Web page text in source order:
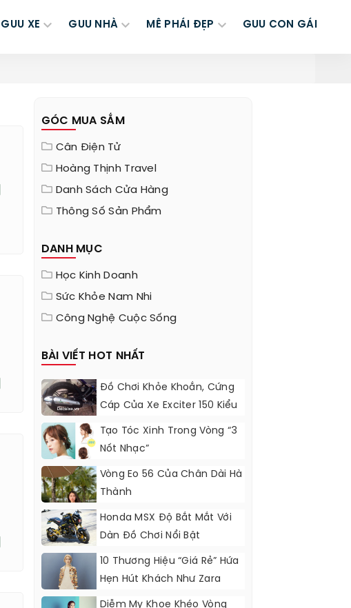
GUU XE GUU NHÀ MÊ PHÁI ĐẸP GUU CON GÁI
GÓC MUA SẮM
Cân Điện Tử
Hoàng Thịnh Travel
Danh Sách Cửa Hàng
Thông Số Sản Phẩm
DANH MỤC
Học Kinh Doanh
Sức Khỏe Nam Nhi
Công Nghệ Cuộc Sống
BÀI VIẾT HOT NHẤT
Đồ Chơi Khỏe Khoắn, Cứng
Cáp Của Xe Exciter 150 Kiểu
Indonesia
Tạo Tóc Xinh Trong Vòng “3
Nốt Nhạc”
Vòng Eo 56 Của Chân Dài Hà
Thành
Honda MSX Độ Bắt Mắt Với
Dàn Đồ Chơi Nổi Bật
10 Thương Hiệu “giá Rẻ” Hứa
Hẹn Hút Khách Như Zara
Diễm My Khoe Khéo Vòng